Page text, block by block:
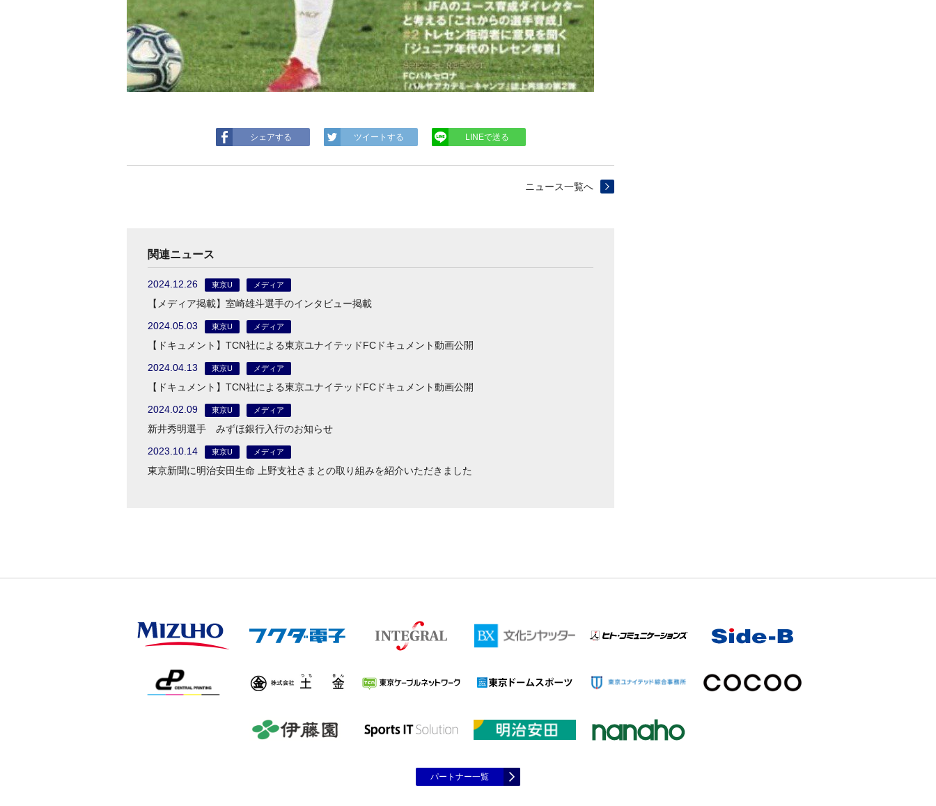
シェアする ツイートする LINEで送る
ニュース一覧へ
関連ニュース
2024.12.26 東京U メディア
【メディア掲載】室崎雄斗選手のインタビュー掲載
2024.05.03
東京U メディア
【ドキュメント】TCN社による東京ユナイテッドFCドキュメント動画公開
2024.04.13
東京U メディア
【ドキュメント】TCN社による東京ユナイテッドFCドキュメント動画公開
2024.02.09
東京U メディア
新井秀明選手 みずほ銀行入行のお知らせ
2023.10.14
東京U メディア
東京新聞に明治安田生命 上野支社さまとの取り組みを紹介いただきました
パートナー一覧